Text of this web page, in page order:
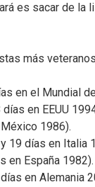
es sacar de la
más
en el Mundial
en EEUU
1986).
19 días en Italia
en España 1982).
en Alemania